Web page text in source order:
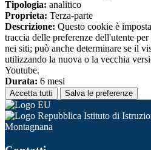
Tipologia: analitico
Proprieta: Terza-parte
Descrizione: Questo cookie è
traccia delle preferenze dell'utente
nei siti; può anche determinare se il
utilizzando la nuova o la vecchia
Youtube.
Durata: 6 mesi
Accetta tutti Salva le preferenze
Istituto di
Montagnana